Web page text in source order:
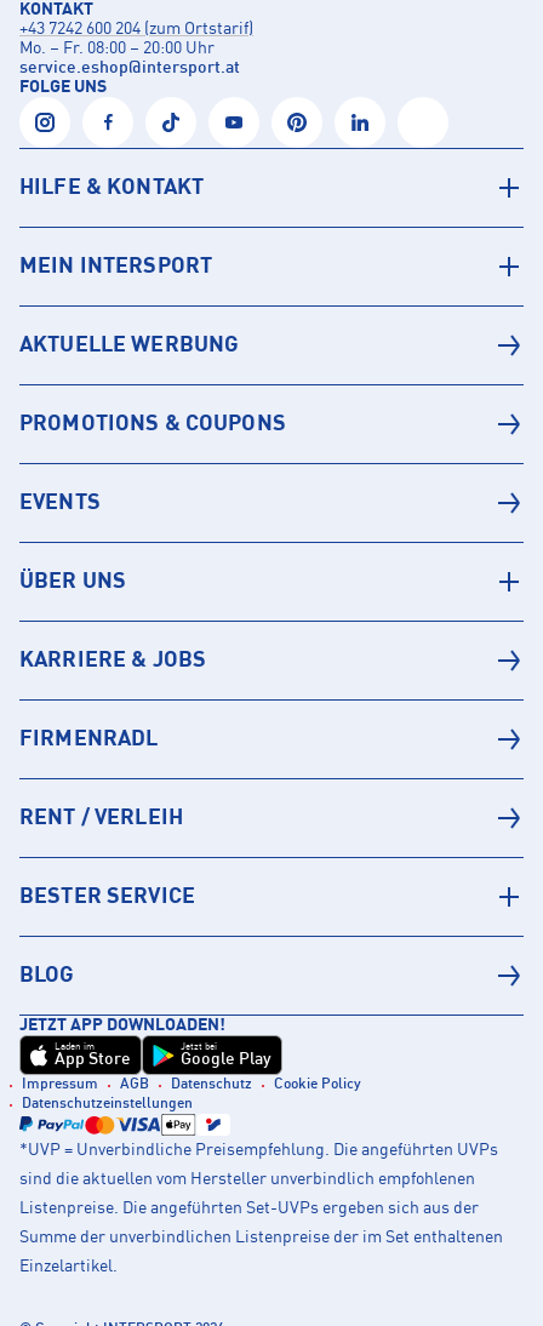
KONTAKT
+43 7242 600 204 (zum Ortstarif)
Mo. – Fr. 08:00 – 20:00 Uhr
service.eshop@intersport.at
FOLGE UNS
HILFE & KONTAKT
MEIN INTERSPORT
AKTUELLE WERBUNG
PROMOTIONS & COUPONS
EVENTS
ÜBER UNS
KARRIERE & JOBS
FIRMENRADL
RENT / VERLEIH
BESTER SERVICE
BLOG
JETZT APP DOWNLOADEN!
Laden im
App Store
Jetzt bei
Google Play
Impressum AGB Datenschutz
Cookie Policy
Datenschutzeinstellungen
*UVP = Unverbindliche Preisempfehlung. Die angeführten UVPs
sind die aktuellen vom Hersteller unverbindlich empfohlenen
Listenpreise. Die angeführten Set-UVPs ergeben sich aus der
Summe der unverbindlichen Listenpreise der im Set enthaltenen
Einzelartikel.